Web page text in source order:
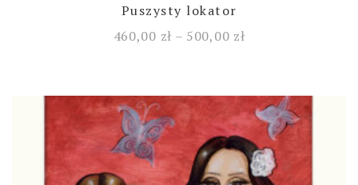
Puszysty lokator
460,00 zł – 500,00 zł